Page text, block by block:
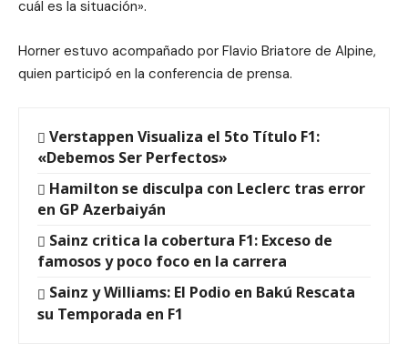
cuál es la situación».
Horner estuvo acompañado por Flavio Briatore de Alpine,
quien participó en la conferencia de prensa.
Verstappen Visualiza el 5to Título F1:
«Debemos Ser Perfectos»
Hamilton se disculpa con Leclerc tras error
en GP Azerbaiyán
Sainz critica la cobertura F1: Exceso de
famosos y poco foco en la carrera
Sainz y Williams: El Podio en Bakú Rescata
su Temporada en F1